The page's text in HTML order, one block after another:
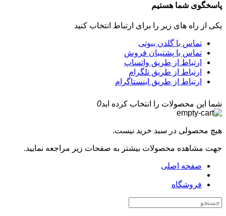
پاسخگوی شما هستیم
یکی از راه های زیر را برای ارتباط انتخاب کنید
تماس با گلدن بیوتی
تماس با پشتیبان فروش
ارتباط از طریق واتساپ
ارتباط از طریق تلگرام
ارتباط از طریق اینستاگرام
شما این محصولات را انتخاب کرده اید0
هیچ محصولی در سبد خرید نیست.
جهت مشاهده محصولات بیشتر به صفحات زیر مراجعه نمایید.
صفحه اصلی
فروشگاه